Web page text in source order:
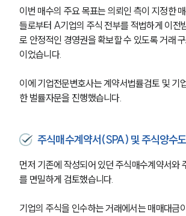
이번 매수의 주요 목표는 의뢰인 측이 지정한
들로부터 A기업의 주식 전부를 적법하게 이전
로 안정적인 경영권을 확보할 수 있도록 거래
이었습니다.
이에 기업전문변호사는 계약서법률검토 및 기
한 벌률자문을 진행했습니다.
주식매수계약서(SPA) 및 주식양수
먼저 기존에 작성되어 있던 주식매수계약서와
를 면밀하게 검토했습니다.
기업의 주식을 인수하는 거래에서는 매매대금